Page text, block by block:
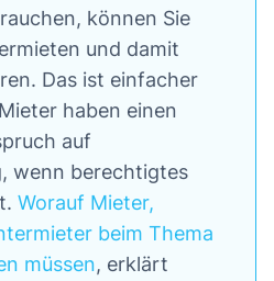
können Sie
und damit
Das ist einfacher
haben einen
auf
wenn berechtigtes
Worauf Mieter,
beim Thema
müssen, erklärt